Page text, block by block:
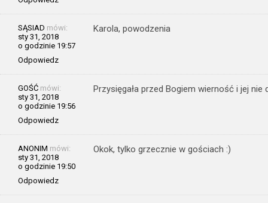
SĄSIAD mówi:
sty 31, 2018
o godzinie 19:57
Odpowiedz
Karola, powodzenia
GOŚĆ mówi:
sty 31, 2018
o godzinie 19:56
Odpowiedz
Przysięgała przed Bogiem wierność i jej
ANONIM mówi:
sty 31, 2018
o godzinie 19:50
Odpowiedz
Okok, tylko grzecznie w gościach :)